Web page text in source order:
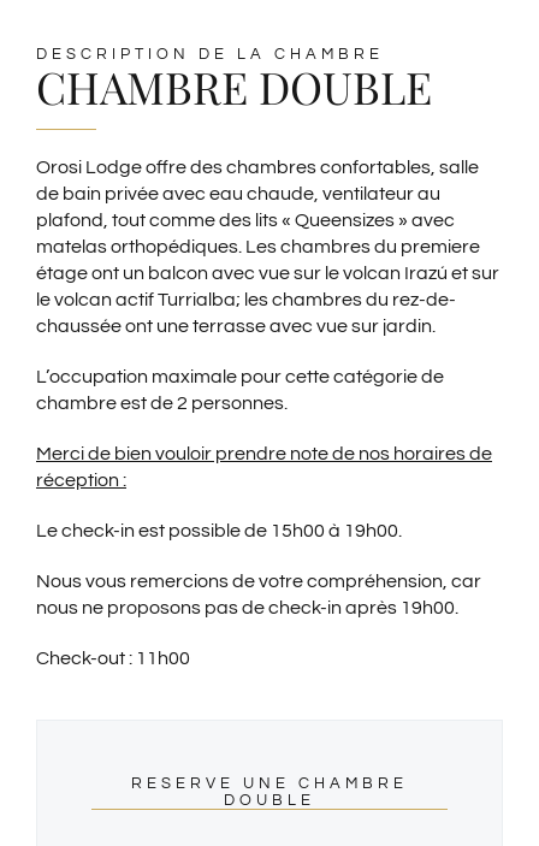
ESPAGNOL
ALLEMAND
DESCRIPTION DE LA CHAMBRE
CHAMBRE DOUBLE
Orosi Lodge offre des chambres confortables, salle
de bain privée avec eau chaude, ventilateur au
plafond, tout comme des lits « Queensizes » avec
matelas orthopédiques. Les chambres du premiere
étage ont un balcon avec vue sur le volcan Irazú et sur
le volcan actif Turrialba; les chambres du rez-de-
chaussée ont une terrasse avec vue sur jardin.
L’occupation maximale pour cette catégorie de
chambre est de 2 personnes.
Merci de bien vouloir prendre note de nos horaires de
réception :
Le check-in est possible de 15h00 à 19h00.
Nous vous remercions de votre compréhension, car
nous ne proposons pas de check-in après 19h00.
Check-out : 11h00
RESERVE UNE CHAMBRE
DOUBLE